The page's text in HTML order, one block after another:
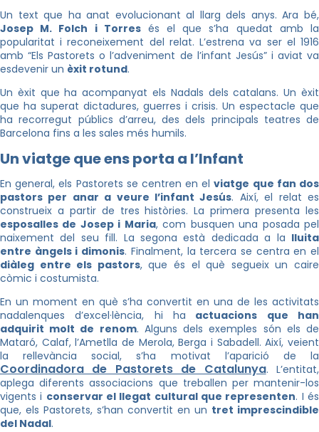
Un text que ha anat evolucionant al llarg dels anys. Ara bé,
Josep M. Folch i Torresés el que s’ha quedat amb la
popularitat i reconeixement del relat. L’estrena va ser el 1916
amb “Els Pastorets o l’adveniment de l’infant Jesús” i aviat va
esdevenir un èxit rotund.
Un èxit que ha acompanyat els Nadals dels catalans. Un èxit
que ha superat dictadures, guerres i crisis. Un espectacle que
ha recorregut públics d’arreu, des dels principals teatres de
Barcelona fins a les sales més humils.
Un viatge que ens porta a l’Infant
En general, els Pastorets se centren en elviatge que fan dos
pastors per anar a veure l’infant Jesús. Així, el relat es
construeix a partir de tres històries. La primera presenta les
esposalles de Josep i Maria, com busquen una posada pel
naixement del seu fill. La segona està dedicada a la lluita
entre àngels i dimonis. Finalment, la tercera se centra en el
diàleg entre els pastors, que és el què segueix un caire
còmic i costumista.
En un moment en què s’ha convertit en una de les activitats
nadalenques d’excel·lència, hi ha actuacions que han
adquirit molt de renom. Alguns dels exemples són els de
Mataró, Calaf, l’Ametlla de Merola, Berga i Sabadell. Així, veient
la rellevància social, s’ha motivat l’aparició de la
Coordinadora de Pastorets de Catalunya. L’entitat,
aplega diferents associacions que treballen per mantenir-los
vigents i conservar el llegat cultural que representen. I és
que, els Pastorets, s’han convertit en un tret imprescindible
del Nadal.